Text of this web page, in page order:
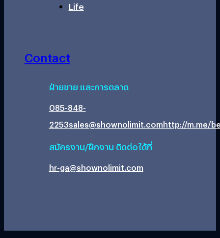
Life
Contact
ฝ่ายขาย และการตลาด
085-848-
2253sales@shownolimit.comhttp://m.me/
สมัครงาน/ฝึกงาน ติดต่อได้ที่
hr-ga@shownolimit.com